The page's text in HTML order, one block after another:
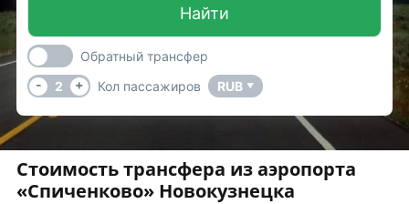
Найти
Обратный трансфер
-
2 + Кол пассажиров RUB ▼
Стоимость трансфера из аэропорта
«Спиченково» Новокузнецка